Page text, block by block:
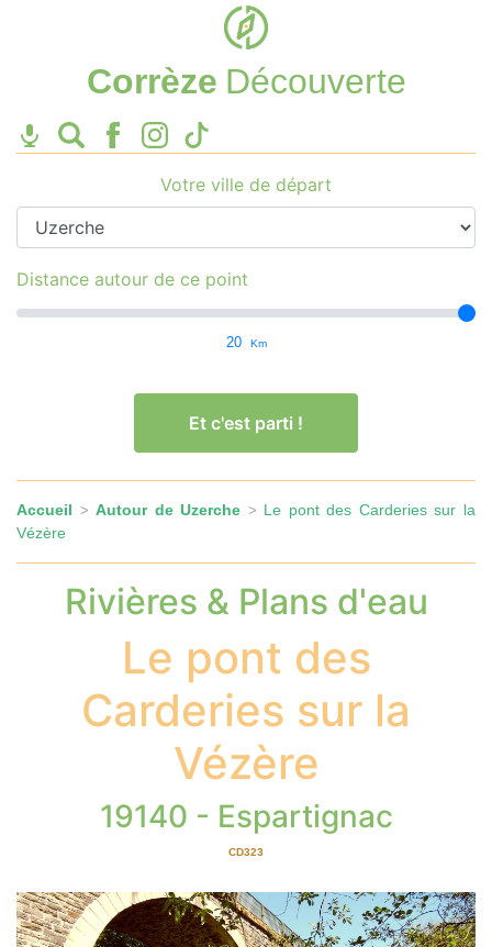
Corrèze Découverte
Votre ville de départ
Distance autour de ce point
20 Km
Et c'est parti !
Accueil >Autour de Uzerche > Le pont des Carderies sur la
Vézère
Rivières & Plans d'eau
Le pont des
Carderies sur la
Vézère
19140 - Espartignac
CD323